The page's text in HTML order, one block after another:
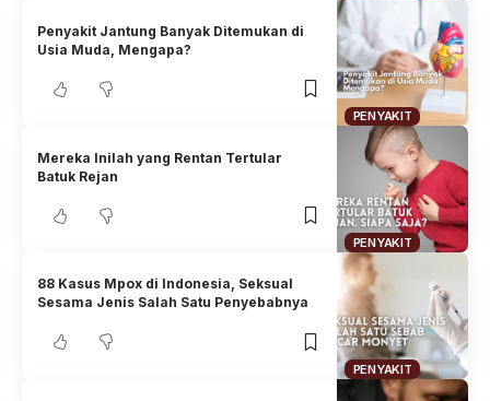
PENYAKIT
Penyakit Jantung Banyak Ditemukan di
Usia Muda, Mengapa?
PENYAKIT
Mereka Inilah yang Rentan Tertular
Batuk Rejan
PENYAKIT
88 Kasus Mpox di Indonesia, Seksual
Sesama Jenis Salah Satu Penyebabnya